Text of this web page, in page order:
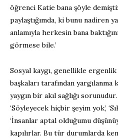
öğrenci Katie bana şöyle
paylaştığımda, ki bunu nadiren
anlamıyla herkesin bana
görmese bile.’
Sosyal kaygı, genellikle
başkaları tarafından
yaygın bir akıl sağlığı
‘Söyleyecek hiçbir şeyim yok’,
‘İnsanlar aptal olduğumu
kapılırlar. Bu tür durumlarda